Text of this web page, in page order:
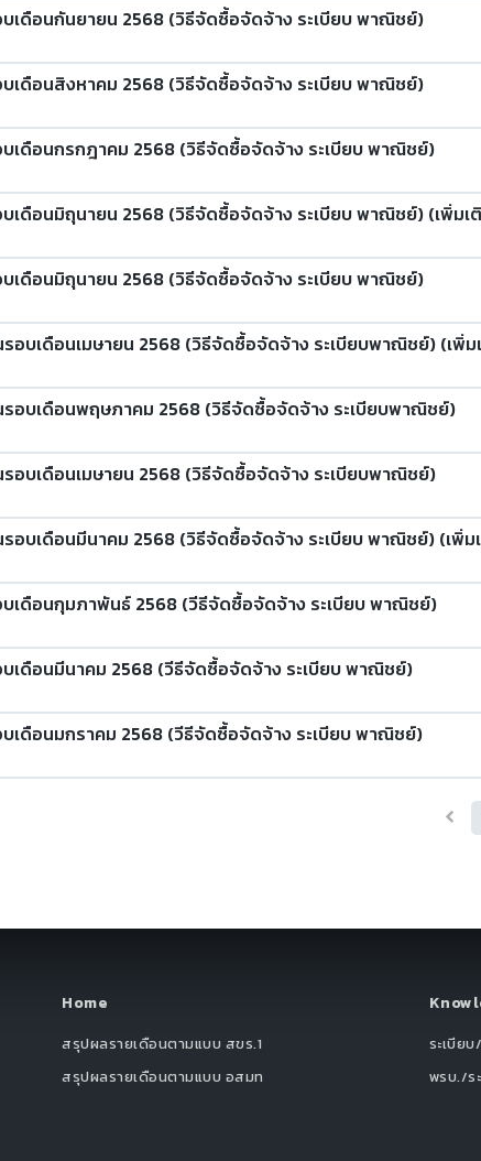
เดือนกันยายน 2568 (วิธีจัดซื้อจัดจ้าง ระเบียบ พาณิชย์)
เดือนสิงหาคม 2568 (วิธีจัดซื้อจัดจ้าง ระเบียบ พาณิชย์)
เดือนกรกฎาคม 2568 (วิธีจัดซื้อจัดจ้าง ระเบียบ พาณิชย์)
เดือนมิถุนายน 2568 (วิธีจัดซื้อจัดจ้าง ระเบียบ พาณิชย์) (เพิ่มเ
เดือนมิถุนายน 2568 (วิธีจัดซื้อจัดจ้าง ระเบียบ พาณิชย์)
อบเดือนเมษายน 2568 (วิธีจัดซื้อจัดจ้าง ระเบียบพาณิชย์) (เพิ่ม
อบเดือนพฤษภาคม 2568 (วิธีจัดซื้อจัดจ้าง ระเบียบพาณิชย์)
อบเดือนเมษายน 2568 (วิธีจัดซื้อจัดจ้าง ระเบียบพาณิชย์)
อบเดือนมีนาคม 2568 (วิธีจัดซื้อจัดจ้าง ระเบียบ พาณิชย์) (เพิ่ม
เดือนกุมภาพันธ์ 2568 (วีธีจัดซื้อจัดจ้าง ระเบียบ พาณิชย์)
เดือนมีนาคม 2568 (วีธีจัดซื้อจัดจ้าง ระเบียบ พาณิชย์)
เดือนมกราคม 2568 (วีธีจัดซื้อจัดจ้าง ระเบียบ พาณิชย์)
Home
สรุปผลรายเดือนตามแบบ สขร.1
สรุปผลรายเดือนตามแบบ อสมท
ระเบีย
พรบ./ร